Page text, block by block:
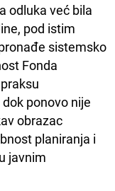
odluka već bila
pod istim
sistemsko
Fonda
ponovo nije
obrazac
planiranja i
javnim